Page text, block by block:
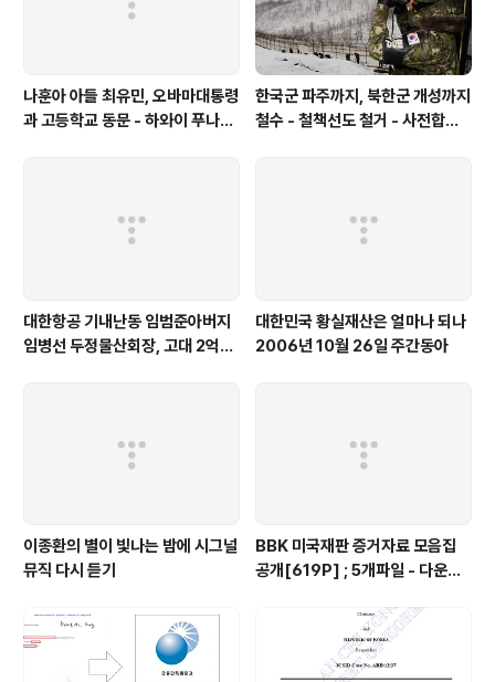
나훈아 아들 최유민, 오바마대통령
과 고등학교 동문 - 하와이 푸나호
한국군 파주까지, 북한군 개성까지
철수 - 철책선도 철거 - 사전합의
대한항공 기내난동 임범준아버지
임병선 두정물산회장, 고대 2억기
대한민국 황실재산은 얼마나 되나
2006년 10월 26일 주간동아
이종환의 별이 빛나는 밤에 시그널
뮤직 다시 듣기
BBK 미국재판 증거자료 모음집
공개[619P] ; 5개파일 - 다운로